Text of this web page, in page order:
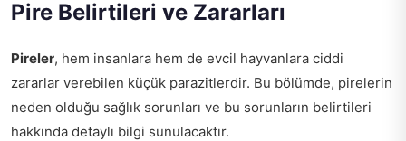
Pire Belirtileri ve Zararları
Pireler, hem insanlara hem de evcil hayvanlara ciddi
zararlar verebilen küçük parazitlerdir. Bu bölümde, pirelerin
neden olduğu sağlık sorunları ve bu sorunların belirtileri
hakkında detaylı bilgi sunulacaktır.